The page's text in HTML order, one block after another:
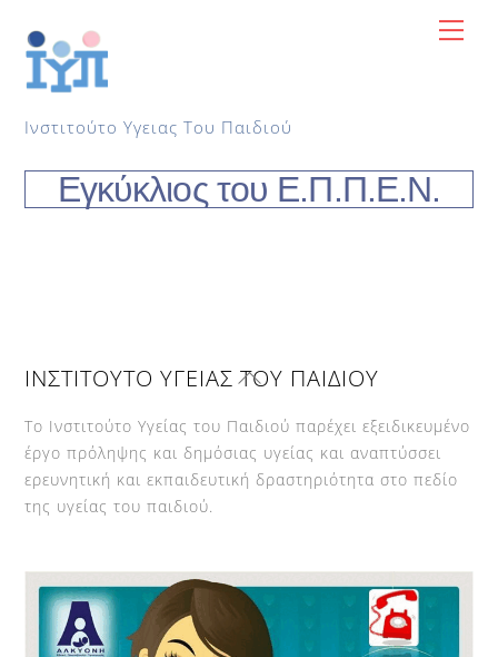
content
Ινστιτούτο Υγειας Του Παιδιού
Εγκύκλιος του Ε.Π.Π.Ε.Ν.
Back
Top
ΙΝΣΤΙΤΟΥΤΟ ΥΓΕΙΑΣ ΤΟΥ ΠΑΙΔΙΟΥ
Το Ινστιτούτο Υγείας του Παιδιού παρέχει εξειδικευμένο
έργο πρόληψης και δημόσιας υγείας και αναπτύσσει
ερευνητική και εκπαιδευτική δραστηριότητα στο πεδίο
της υγείας του παιδιού.